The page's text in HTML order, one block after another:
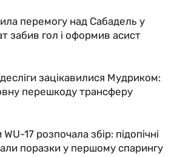
перемогу над Сабадель у
забив гол і оформив асист
зацікавилися Мудриком:
перешкоду трансферу
17 розпочала збір: підопічні
поразки у першому спарингу